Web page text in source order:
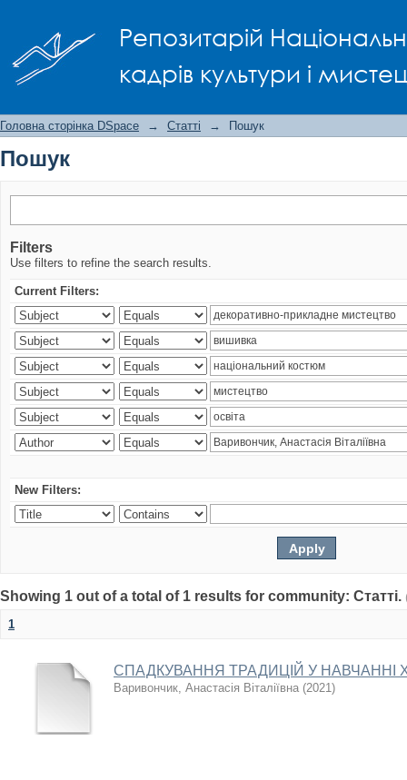
Репозитарій
кадрів культури і
Головна сторінка DSpace → Статті → Пошук
Пошук
Filters
Use filters to refine the search results.
Current Filters:
New Filters:
Showing 1 out of a total of 1 results for community: Статті.
1
СПАДКУВАННЯ ТРАДИЦІЙ У НАВЧАННІ
Варивончик, Анастасія Віталіївна (2021)